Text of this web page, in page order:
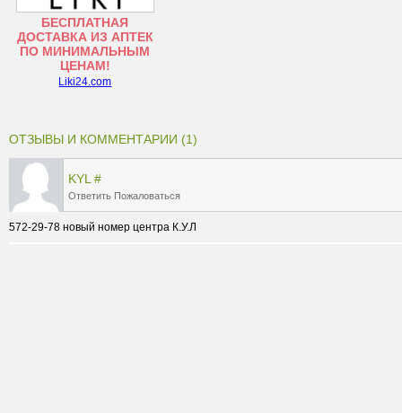
БЕСПЛАТНАЯ
ДОСТАВКА ИЗ АПТЕК
ПО МИНИМАЛЬНЫМ
ЦЕНАМ!
Liki24.com
ОТЗЫВЫ И КОММЕНТАРИИ (1)
KYL #
Ответить Пожаловаться
572-29-78 новый номер центра К.У.Л